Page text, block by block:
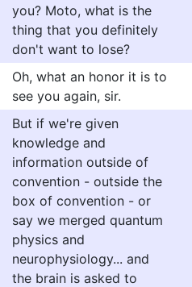
you? Moto, what is the
thing that you definitely
don't want to lose?
Oh, what an honor it is to
see you again, sir.
But if we're given
knowledge and
information outside of
convention - outside the
box of convention - or
say we merged quantum
physics and
neurophysiology... and
the brain is asked to